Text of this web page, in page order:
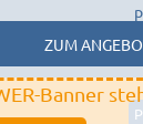
ZUM
Banner